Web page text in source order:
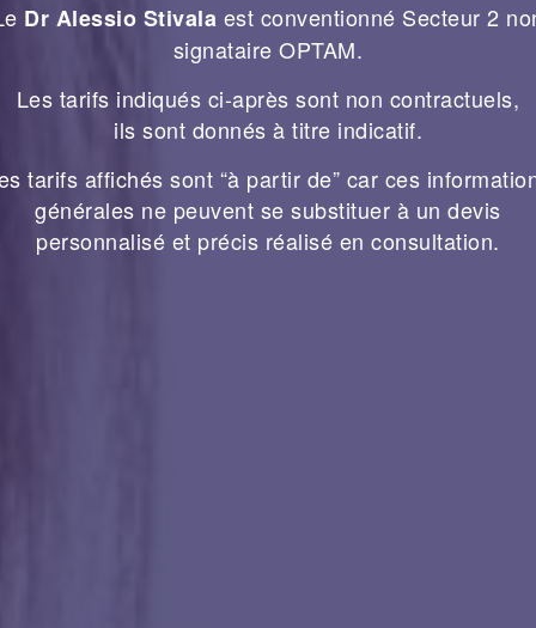
Dr Alessio Stivala est conventionné Secteur 2
signataire OPTAM.
Les tarifs indiqués ci-après sont non contractuels,
ils sont donnés à titre indicatif.
tarifs affichés sont “à partir de” car ces
générales ne peuvent se substituer à un devis
personnalisé et précis réalisé en consultation.